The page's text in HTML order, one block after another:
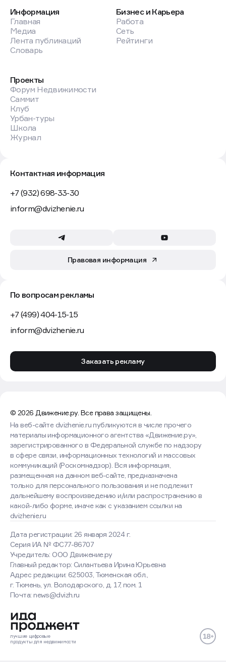
Информация
Главная
Медиа
Лента публикаций
Словарь
Бизнес и Карьера
Работа
Сеть
Рейтинги
Проекты
Форум Недвижимости
Саммит
Клуб
Урбан-туры
Школа
Журнал
Контактная информация
+7 (932) 698-33-30
inform@dvizhenie.ru
Правовая информация
По вопросам рекламы
+7 (499) 404-15-15
inform@dvizhenie.ru
Заказать рекламу
© 2026 Движение.ру. Все права защищены.
Дата регистрации: 26 января 2024 г.
Серия ИА № ФС77-86707
Учредитель: ООО Движение.ру
Главный редактор: Силантьева Ирина Юрьевна
Адрес редакции: 625003, Тюменская обл.,
г. Тюмень, ул. Володарского, д. 17, пом. 1
Почта: news@dvizh.ru
На веб-сайте dvizhenie.ru публикуются в числе прочего
материалы информационного агентства «Движение.ру»,
зарегистрированного в Федеральной службе по надзору
в сфере связи, информационных технологий и массовых
коммуникаций (Роскомнадзор). Вся информация,
размещенная на данном веб-сайте, предназначена
только для персонального пользования и не подлежит
дальнейшему воспроизведению и/или распространению в
какой-либо форме, иначе как с указанием ссылки на
dvizhenie.ru
лучшие цифровые
продукты для недвижимости